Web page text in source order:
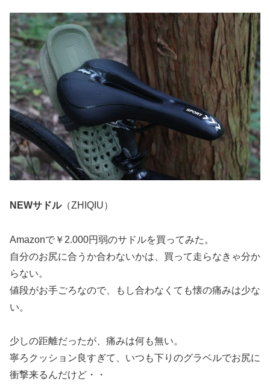
NEWサドル（ZHIQIU）
Amazonで￥2.000円弱のサドルを買ってみた。
自分のお尻に合うか合わないかは、買って走らなきゃ分か
らない。
値段がお手ごろなので、もし合わなくても懐の痛みは少な
い。
少しの距離だったが、痛みは何も無い。
寧ろクッション良すぎて、いつも下りのグラベルでお尻に
衝撃来るんだけど・・